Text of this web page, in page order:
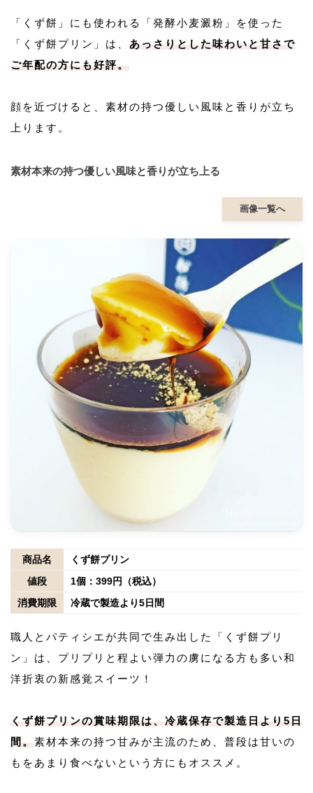
「くず餅」にも使われる「発酵小麦澱粉」を使った
「くず餅プリン」は、 あっさりとした味わいと甘さで
ご年配の方にも好評。
顔を近づけると、素材の持つ優しい風味と香りが立ち
上ります。
素材本来の持つ優しい風味と香りが立ち上る
画像一覧へ
商品名
くず餅プリン
値段
1個：399円（税込）
消費期限
冷蔵で製造より5日間
職人とパティシエが共同で生み出した「くず餅プリ
ン」は、プリプリと程よい弾力の虜になる方も多い和
洋折衷の新感覚スイーツ！
くず餅プリンの賞味期限は、冷蔵保存で製造日より5日
間。 素材本来の持つ甘みが主流のため、普段は甘いの
もをあまり食べないという方にもオススメ。